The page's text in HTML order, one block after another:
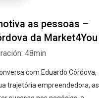
as pessoas –
da Market4You
48min
com Eduardo Córdova,
trajetória empreendedora, as